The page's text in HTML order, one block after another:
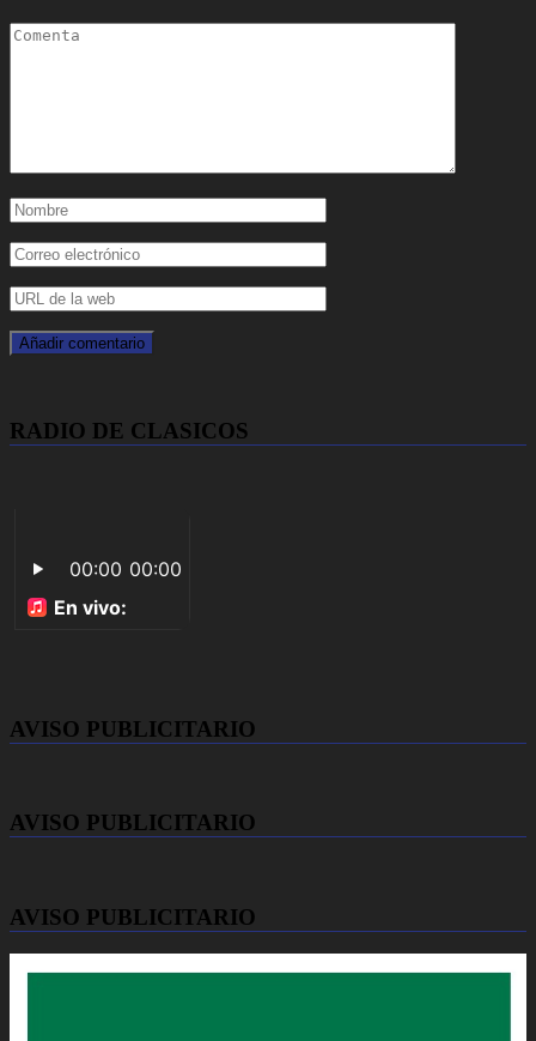
RADIO DE CLASICOS
AVISO PUBLICITARIO
AVISO PUBLICITARIO
AVISO PUBLICITARIO